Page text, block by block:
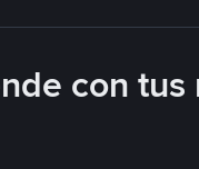
con